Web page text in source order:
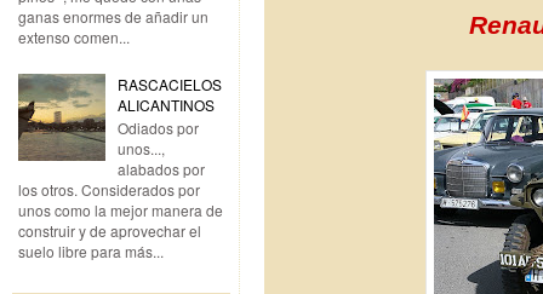
ganas enormes de añadir un
extenso comen...
RASCACIELOS
ALICANTINOS
Odiados por
unos...,
alabados por
los otros. Considerados por
unos como la mejor manera de
construir y de aprovechar el
suelo libre para más...